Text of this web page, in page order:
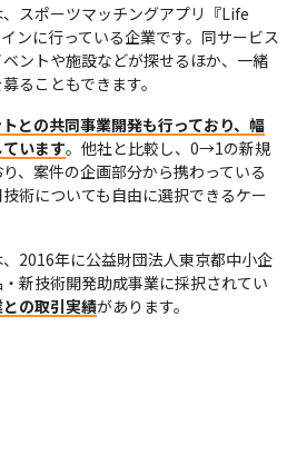
スポーツマッチングアプリ『Life
ンに行っている企業です。同サービス
ントや施設などが探せるほか、一緒
ることもできます。
との共同事業開発も行っており、幅
います。他社と比較し、0→1の新規
、案件の企画部分から携わっている
術についても自由に選択できるケー
2016年に公益財団法人東京都中小企
新技術開発助成事業に採択されてい
の取引実績があります。